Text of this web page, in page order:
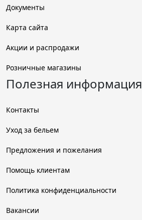
Документы
Карта сайта
Акции и распродажи
Розничные магазины
Полезная информация
Контакты
Уход за бельем
Предложения и пожелания
Помощь клиентам
Политика конфиденциальности
Вакансии